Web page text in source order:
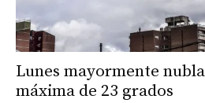
Lunes mayormente
máxima de 23 grados